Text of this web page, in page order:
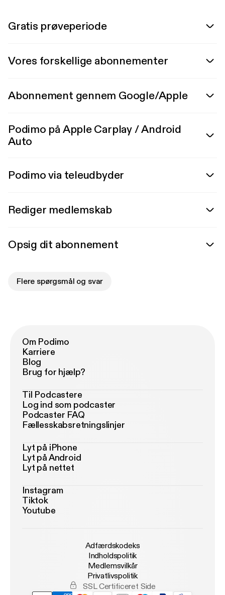
Gratis prøveperiode
Vores forskellige abonnementer
Abonnement gennem Google/Apple
Podimo på Apple Carplay / Android
Auto
Podimo via teleudbyder
Rediger medlemskab
Opsig dit abonnement
Flere spørgsmål og svar
Om Podimo
Karriere
Blog
Brug for hjælp?
Til Podcastere
Log ind som podcaster
Podcaster FAQ
Fællesskabsretningslinjer
Lyt på iPhone
Lyt på Android
Lyt på nettet
Instagram
Tiktok
Youtube
Adfærdskodeks
Indholdspolitik
Medlemsvilkår
Privatlivspolitik
SSL Certificeret Side